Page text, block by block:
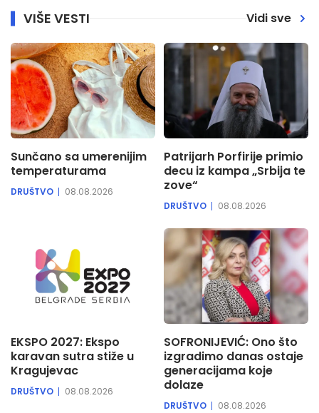
VIŠE VESTI Vidi sve
Sunčano sa umerenijim
temperaturama
DRUŠTVO 08.08.2026
Patrijarh Porfirije primio
decu iz kampa „Srbija te
zove“
DRUŠTVO 08.08.2026
EKSPO 2027: Ekspo
karavan sutra stiže u
Kragujevac
DRUŠTVO 08.08.2026
SOFRONIJEVIĆ: Ono što
izgradimo danas ostaje
generacijama koje
dolaze
DRUŠTVO 08.08.2026